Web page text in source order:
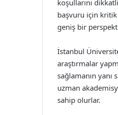
koşullarını
başvuru için
geniş bir
İstanbul
araştırmalar
sağlamanın yanı
uzman
sahip olurlar.